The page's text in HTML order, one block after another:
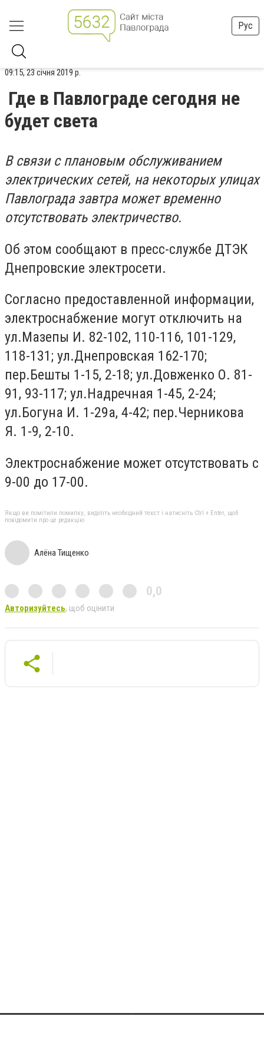
Рус
09:15, 23 січня 2019 р.
Где в Павлограде сегодня не
будет света
В связи с плановым обслуживанием
электрических сетей, на некоторых улицах
Павлограда завтра может временно
отсутствовать электричество.
Об этом сообщают в пресс-службе ДТЭК
Днепровские электросети.
Согласно предоставленной информации,
электроснабжение могут отключить на
ул.Мазепы И. 82-102, 110-116, 101-129,
118-131; ул.Днепровская 162-170;
пер.Бешты 1-15, 2-18; ул.Довженко О. 81-
91, 93-117; ул.Надречная 1-45, 2-24;
ул.Богуна И. 1-29а, 4-42; пер.Черникова
Я. 1-9, 2-10.
Электроснабжение может отсутствовать с
9-00 до 17-00.
Якщо ви помітили помилку, виділіть необхідний текст і натисніть Ctrl + Enter, щоб
повідомити про це редакцію
Алёна Тищенко
0,0
Авторизуйтесь, щоб оцінити